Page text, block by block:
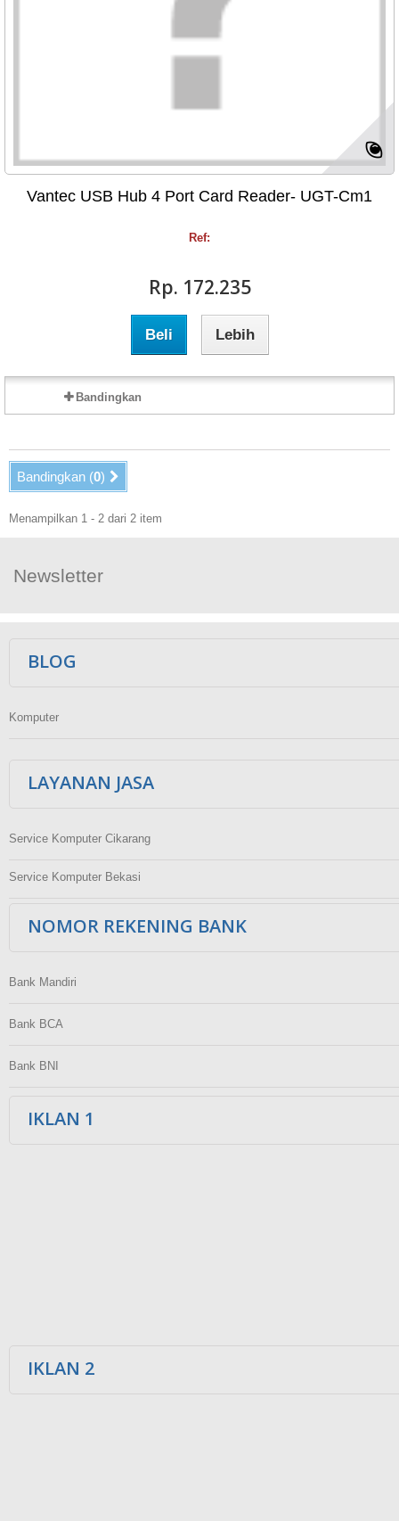
Vantec USB Hub 4 Port Card Reader- UGT-Cm1
Ref:
Rp‎. 172.235
Beli Lebih
Bandingkan
Bandingkan (0)
Menampilkan 1 - 2 dari 2 item
Newsletter
BLOG
Komputer
LAYANAN JASA
Service Komputer Cikarang
Service Komputer Bekasi
NOMOR REKENING BANK
Bank Mandiri
Bank BCA
Bank BNI
IKLAN 1
IKLAN 2